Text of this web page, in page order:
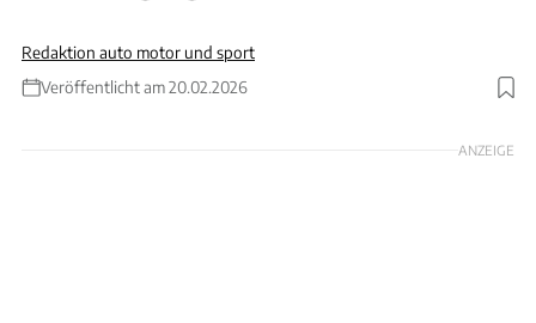
Redaktion auto motor und sport
Veröffentlicht am 20.02.2026
Foto: nurlankani via Getty Images
ANZEIGE